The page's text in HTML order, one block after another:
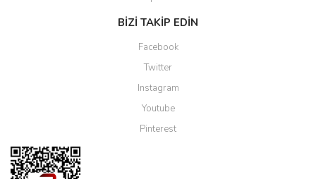
BİZİ TAKİP EDİN
Facebook
Twitter
Instagram
Youtube
Pinterest